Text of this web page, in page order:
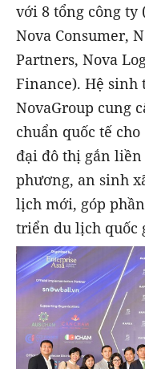
với 8 tổng công ty
Nova Consumer,
Partners, Nova
Finance). Hệ sinh
NovaGroup cung
chuẩn quốc tế
đại đô thị gắn
phương, an sinh
lịch mới, góp
triển du lịch quốc